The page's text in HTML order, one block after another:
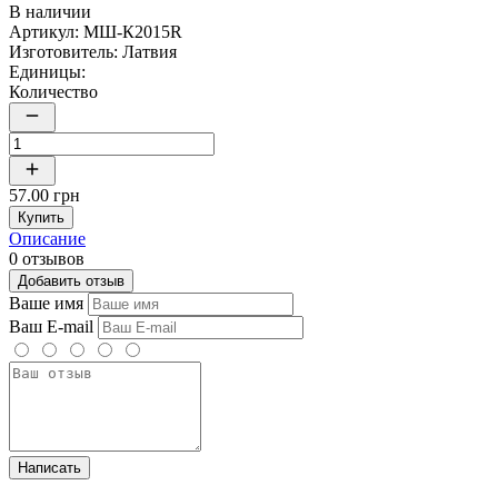
В наличии
Артикул: МШ-К2015R
Изготовитель: Латвия
Единицы:
Количество
57.00 грн
Купить
Описание
0 отзывов
Добавить отзыв
Ваше имя
Ваш E-mail
Написать